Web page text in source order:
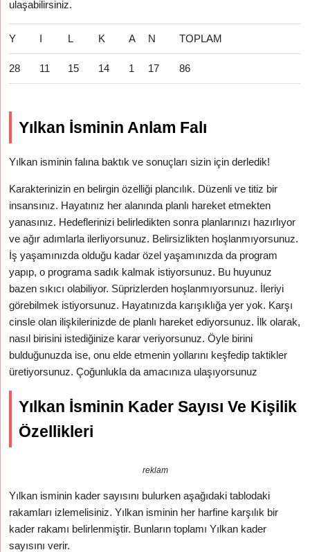
ulaşabilirsiniz.
Y I L K A N TOPLAM
28 11 15 14 1 17 86
Yılkan İsminin Anlam Falı
Yılkan isminin falına baktık ve sonuçları sizin için derledik!
Karakterinizin en belirgin özelliği plancılık. Düzenli ve titiz bir
insansınız. Hayatınız her alanında planlı hareket etmekten
yanasınız. Hedeflerinizi belirledikten sonra planlarınızı hazırlıyor
ve ağır adımlarla ilerliyorsunuz. Belirsizlikten hoşlanmıyorsunuz.
İş yaşamınızda olduğu kadar özel yaşamınızda da program
yapıp, o programa sadık kalmak istiyorsunuz. Bu huyunuz
bazen sıkıcı olabiliyor. Süprizlerden hoşlanmıyorsunuz. İleriyi
görebilmek istiyorsunuz. Hayatınızda karışıklığa yer yok. Karşı
cinsle olan ilişkilerinizde de planlı hareket ediyorsunuz. İlk olarak,
nasıl birisini istediğinize karar veriyorsunuz. Öyle birini
bulduğunuzda ise, onu elde etmenin yollarını keşfedip taktikler
üretiyorsunuz. Çoğunlukla da amacınıza ulaşıyorsunuz
Yılkan İsminin Kader Sayısı Ve Kişilik
Özellikleri
reklam
Yılkan isminin kader sayısını bulurken aşağıdaki tablodaki
rakamları izlemelisiniz. Yılkan isminin her harfine karşılık bir
kader rakamı belirlenmiştir. Bunların toplamı Yılkan kader
sayısını verir.